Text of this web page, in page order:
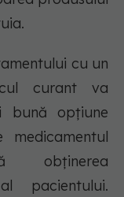
cu un
curant va
bună opțiune
obținerea
pacientului.